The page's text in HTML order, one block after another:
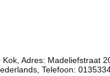
Adres: Madeliefstraat
Telefoon: